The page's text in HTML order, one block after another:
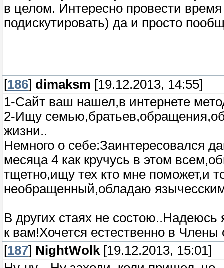
в целом. Интересно провести
подискутировать) да и просто
[186] dimaksm [19.12.2013, 14:55]
1-Сайт ваш нашел,в интернете
2-Ищу
жизни..
Немного о себе:Заинтересовался
месяца 4 как кручусь в этом
тщетно,ищу тех кто мне поможет,и
необращенный,обладаю
В других стаях не состою..Надеюсь
к вам!Хочется естественно в Члены
[187] NightWolk [19.12.2013, 15:01]